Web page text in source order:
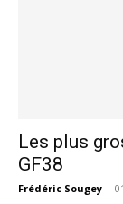
Les plus
GF38
Frédéric Sougey -